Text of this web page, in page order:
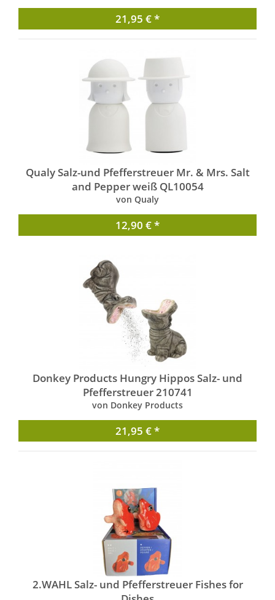
21,95 € *
Qualy Salz-und Pfefferstreuer Mr. & Mrs. Salt
and Pepper weiß QL10054
von Qualy
12,90 € *
Donkey Products Hungry Hippos Salz- und
Pfefferstreuer 210741
von Donkey Products
21,95 € *
2.WAHL Salz- und Pfefferstreuer Fishes for